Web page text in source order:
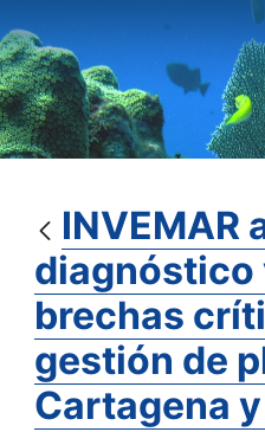
INVEMAR
diagnóstico
brechas
gestión de
Cartagena